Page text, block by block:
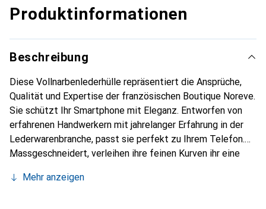
Produktinformationen
Beschreibung
Diese Vollnarbenlederhülle repräsentiert die Ansprüche,
Qualität und Expertise der französischen Boutique Noreve.
Sie schützt Ihr Smartphone mit Eleganz. Entworfen von
erfahrenen Handwerkern mit jahrelanger Erfahrung in der
Lederwarenbranche, passt sie perfekt zu Ihrem Telefon.
Massgeschneidert, verleihen ihre feinen Kurven ihr eine
unverzichtbaren Accessoire für Ihr Smartphone.
Mehr anzeigen